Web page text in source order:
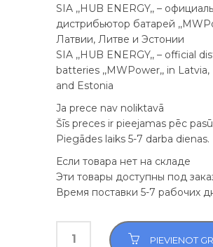
SIA ,,HUB ENERGY,, –
дистрибьютор батарей
Латвии, Литве и Эстонии
SIA ,,HUB ENERGY,, – official
batteries ,,MWPower,, in Latvia,
and Estonia
Ja prece nav noliktavā
Šīs preces ir pieejamas pēc
Piegādes laiks 5-7 darba dienas.
Если товара нет на складе
Эти товары доступны под
Время поставки 5-7 рабочих
PIEVIENOT